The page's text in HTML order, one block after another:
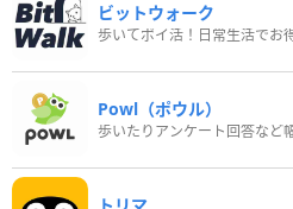
ビットウォーク
Powl（ポウル）